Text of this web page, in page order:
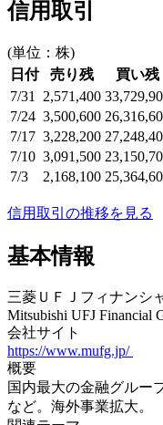
信用取引
(単位：株)
日付
売り残 買い残
7/31
2,571,400
7/24 3,500,600
7/17 3,228,200
7/10 3,091,500
7/3
2,168,100
信用取引の推移を見る
基本情報
三菱ＵＦＪフィナンシ
Mitsubishi UFJ Financial
会社サイト
https://www.mufg.jp/
概要
国内最大の金融グルー
など。海外事業拡大。